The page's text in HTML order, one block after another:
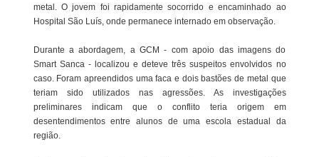
metal. O jovem foi rapidamente socorrido e encaminhado ao
Hospital São Luís, onde permanece internado em observação.
Durante a abordagem, a GCM - com apoio das imagens do
Smart Sanca - localizou e deteve três suspeitos envolvidos no
caso. Foram apreendidos uma faca e dois bastões de metal que
teriam sido utilizados nas agressões. As investigações
preliminares indicam que o conflito teria origem em
desentendimentos entre alunos de uma escola estadual da
região.